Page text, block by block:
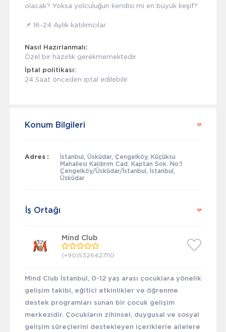
olacak? Yoksa yolculuğun kendisi mi en büyük keşif?
📌 16-24 Aylık katılımcılar.
Nasıl Hazırlanmalı:
Özel bir hazırlık gerekmemektedir
İptal politikası:
24 Saat önceden iptal edilebilir.
Konum Bilgileri
Adres :
İstanbul, Üsküdar, Çengelköy, Küçüksu
Mahallesi Kaldırım Cad. Kaptan Sok. No:1
Çengelköy/Üsküdar/İstanbul, İstanbul,
Üsküdar
İş Ortağı
Mind Club
(+90)5326427110
Mind Club İstanbul, 0-12 yaş arası çocuklara yönelik
gelişim takibi, eğitici etkinlikler ve öğrenme
destek programları sunan bir çocuk gelişim
merkezidir. Çocukların zihinsel, duygusal ve sosyal
gelişim süreçlerini destekleyen içeriklerle ailelere